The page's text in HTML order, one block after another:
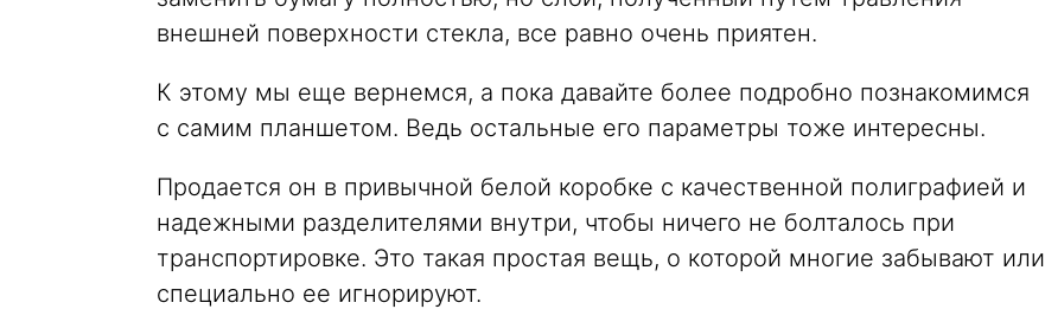
внешней поверхности стекла, все равно очень приятен.
К этому мы еще вернемся, а пока давайте более подробно познакомимся
с самим планшетом. Ведь остальные его параметры тоже интересны.
Продается он в привычной белой коробке с качественной полиграфией и
надежными разделителями внутри, чтобы ничего не болталось при
транспортировке. Это такая простая вещь, о которой многие забывают или
специально ее игнорируют.